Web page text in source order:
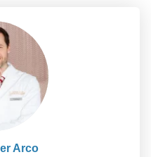
Arco